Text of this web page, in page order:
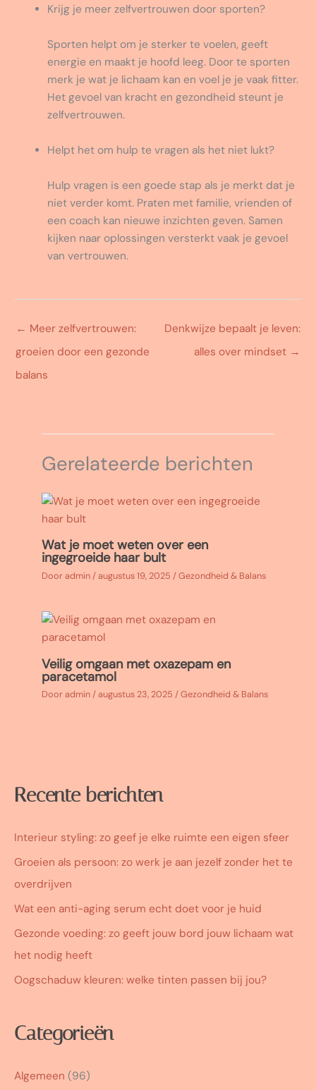
Krijg je meer zelfvertrouwen door sporten?
Sporten helpt om je sterker te voelen, geeft
energie en maakt je hoofd leeg. Door te sporten
merk je wat je lichaam kan en voel je je vaak fitter.
Het gevoel van kracht en gezondheid steunt je
zelfvertrouwen.
Helpt het om hulp te vragen als het niet lukt?
Hulp vragen is een goede stap als je merkt dat je
niet verder komt. Praten met familie, vrienden of
een coach kan nieuwe inzichten geven. Samen
kijken naar oplossingen versterkt vaak je gevoel
van vertrouwen.
← Meer zelfvertrouwen:
groeien door een gezonde
balans
Denkwijze bepaalt je leven:
alles over mindset →
Gerelateerde berichten
Wat je moet weten over een
ingegroeide haar bult
Dooradmin /augustus 19, 2025 /Gezondheid & Balans
Veilig omgaan met oxazepam en
paracetamol
Dooradmin /augustus 23, 2025 /Gezondheid & Balans
Recente berichten
Interieur styling: zo geef je elke ruimte een eigen sfeer
Groeien als persoon: zo werk je aan jezelf zonder het te
overdrijven
Wat een anti-aging serum echt doet voor je huid
Gezonde voeding: zo geeft jouw bord jouw lichaam wat
het nodig heeft
Oogschaduw kleuren: welke tinten passen bij jou?
Categorieën
Algemeen (96)